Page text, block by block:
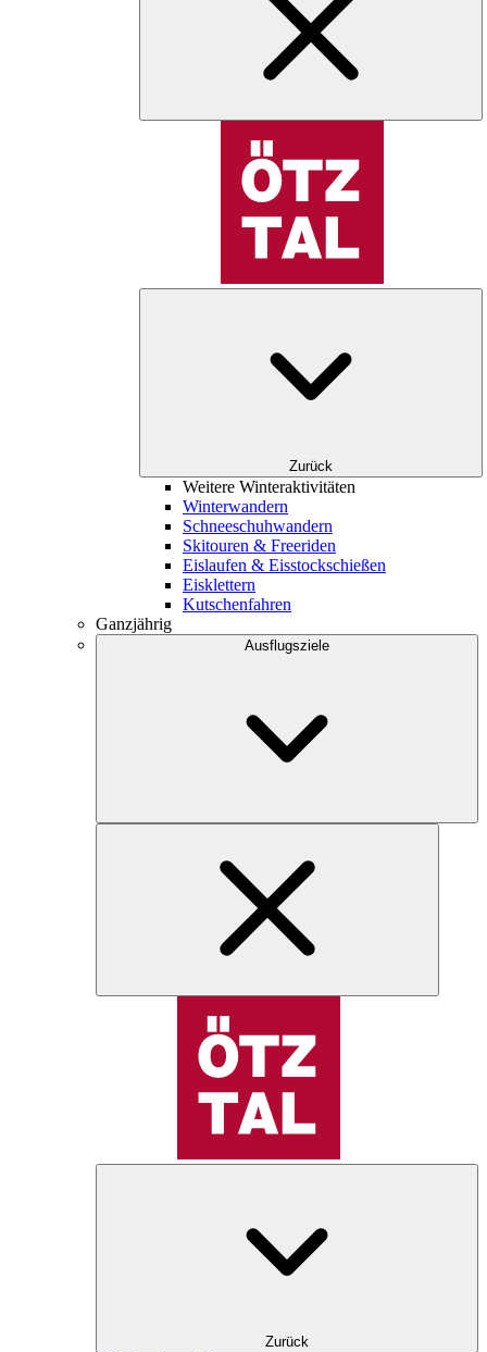
Zurück
Weitere Winteraktivitäten
Winterwandern
Schneeschuhwandern
Skitouren & Freeriden
Eislaufen & Eisstockschießen
Eisklettern
Kutschenfahren
Ganzjährig
Ausflugsziele
Zurück